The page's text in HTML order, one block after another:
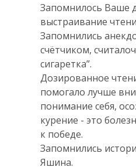
Запомнилось Ваше
выстраивание
Запомнились
счëтчиком,
сигаретка”.
Дозированное
помогало лучше
понимание себя,
курение - это
к победе.
Запомнились
Яшина.